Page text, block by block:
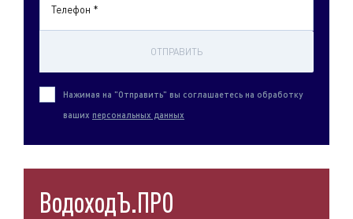
Телефон *
ОТПРАВИТЬ
Нажимая на "Отправить" вы соглашаетесь на обработку
ваших персональных данных
ВодоходЪ.ПРО